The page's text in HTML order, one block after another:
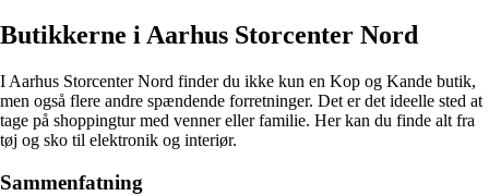
Butikkerne i Aarhus Storcenter Nord
I Aarhus Storcenter Nord finder du ikke kun en Kop og Kande butik,
men også flere andre spændende forretninger. Det er det ideelle sted at
tage på shoppingtur med venner eller familie. Her kan du finde alt fra
tøj og sko til elektronik og interiør.
Sammenfatning